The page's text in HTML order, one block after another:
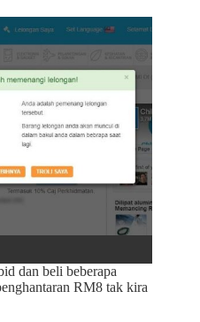
dan beli beberapa
RM8 tak kira